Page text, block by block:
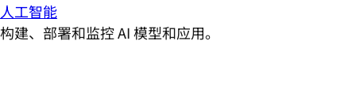
人工智能
构建、部署和监控 AI 模型和应用。